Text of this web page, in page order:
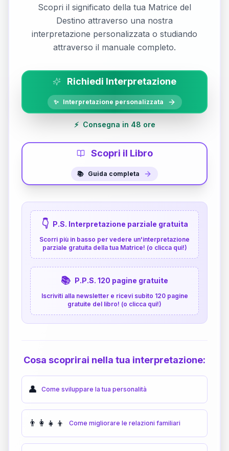
Scopri il significato della tua Matrice del
Destino attraverso una nostra
interpretazione personalizzata o studiando
attraverso il manuale completo.
Richiedi Interpretazione
✨ Interpretazione personalizzata
⚡ Consegna in 48 ore
Scopri il Libro
📚 Guida completa
👇 P.S. Interpretazione parziale gratuita
Scorri più in basso per vedere un'interpretazione
parziale gratuita della tua Matrice! (o clicca qui!)
📚 P.P.S. 120 pagine gratuite
Iscriviti alla newsletter e ricevi subito 120 pagine
gratuite del libro! (o clicca qui!)
Cosa scoprirai nella tua interpretazione:
👤 Come sviluppare la tua personalità
👨‍👩‍👧‍👦 Come migliorare le relazioni familiari